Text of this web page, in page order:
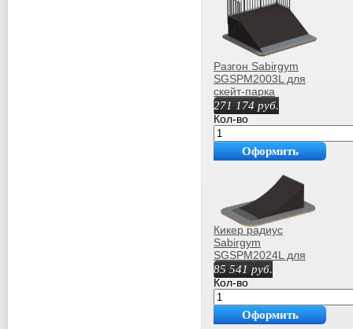
Разгон Sabirgym
SGSPM2003L для
скейт-парка
роллердрома
271 174 руб.
Кол-во
Оформить
Кикер радиус
Sabirgym
SGSPM2024L для
скейт парка/
роллердрома
85 541 руб.
Кол-во
Оформить